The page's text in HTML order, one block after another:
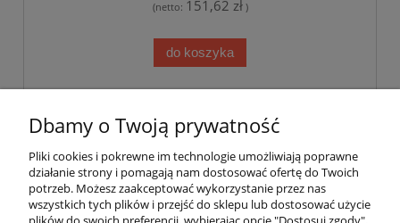
(netto: 151,62 zł)
do koszyka
« 1 2 3 4 5 ...
Pomoc
Dostawa
Dbamy o Twoją prywatność
Pliki cookies i pokrewne im technologie umożliwiają poprawne
działanie strony i pomagają nam dostosować ofertę do Twoich
potrzeb. Możesz zaakceptować wykorzystanie przez nas
wszystkich tych plików i przejść do sklepu lub dostosować użycie